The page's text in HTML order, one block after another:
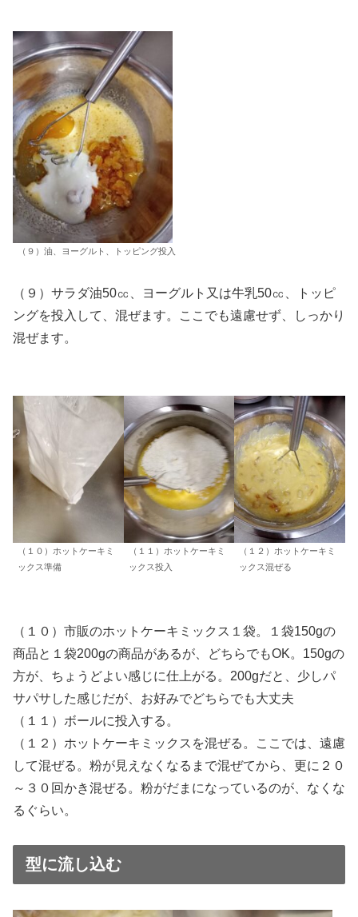
（９）油、ヨーグルト、トッピング投入
（９）サラダ油50㏄、ヨーグルト又は牛乳50㏄、トッピ
ングを投入して、混ぜます。ここでも遠慮せず、しっかり
混ぜます。
（１０）ホットケーキミ
ックス準備
（１１）ホットケーキミ
ックス投入
（１２）ホットケーキミ
ックス混ぜる
（１０）市販のホットケーキミックス１袋。１袋150gの
商品と１袋200gの商品があるが、どちらでもOK。150gの
方が、ちょうどよい感じに仕上がる。200gだと、少しパ
サパサした感じだが、お好みでどちらでも大丈夫
（１１）ボールに投入する。
（１２）ホットケーキミックスを混ぜる。ここでは、遠慮
して混ぜる。粉が見えなくなるまで混ぜてから、更に２０
～３０回かき混ぜる。粉がだまになっているのが、なくな
るぐらい。
型に流し込む